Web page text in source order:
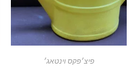
פיצ׳פקס וינטאג׳